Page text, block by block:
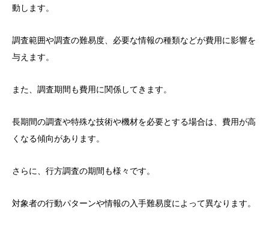
動します。
調査範囲や調査の難易度、必要な情報の種類などが費用に影響を
与えます。
また、調査期間も費用に関係してきます。
長期間の調査や特殊な技術や機材を必要とする場合は、費用が高
くなる傾向があります。
さらに、行方調査の期間も様々です。
対象者の行動パターンや情報の入手難易度によって異なります。